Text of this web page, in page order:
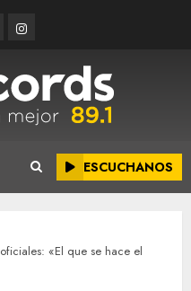
Instagram
ESCUCHANOS
«El que se hace el